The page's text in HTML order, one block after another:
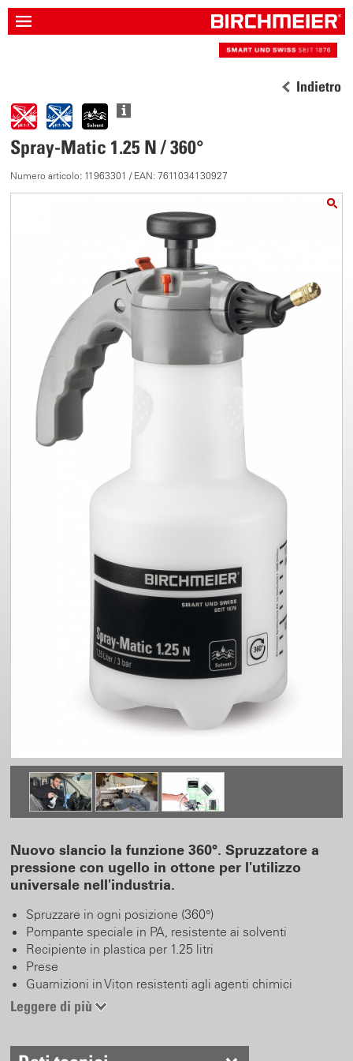
Indietro
Spray-Matic 1.25 N / 360°
Numero articolo: 11963301 / EAN: 7611034130927
Nuovo slancio la funzione 360°. Spruzzatore a
pressione con ugello in ottone per l'utilizzo
universale nell'industria.
Spruzzare in ogni posizione (360°)
Pompante speciale in PA, resistente ai solventi
Recipiente in plastica per 1.25 litri
Prese
Guarnizioni in Viton resistenti agli agenti chimici
Valvola di sicurezza e blocca-tasto
Pompa manuale efficiente ed ergonomica con 3 bar
Ugello regolabile in ottone, posizionabile in ogni
Leggere di più